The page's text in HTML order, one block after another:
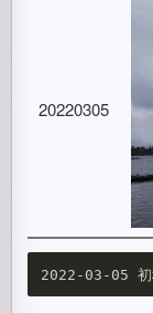
20220305